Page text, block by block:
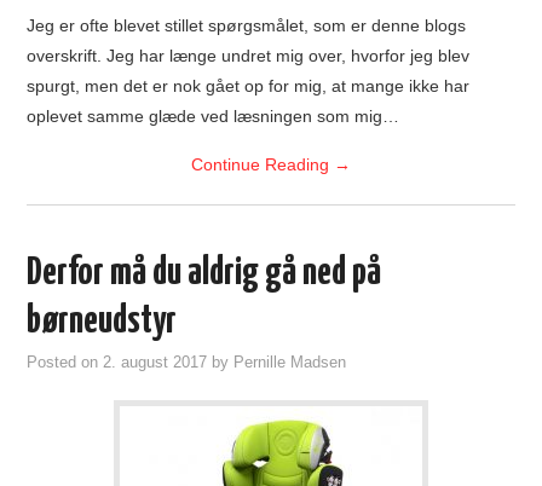
Jeg er ofte blevet stillet spørgsmålet, som er denne blogs
overskrift. Jeg har længe undret mig over, hvorfor jeg blev
spurgt, men det er nok gået op for mig, at mange ikke har
oplevet samme glæde ved læsningen som mig…
Continue Reading →
Derfor må du aldrig gå ned på
børneudstyr
Posted on2. august 2017 by Pernille Madsen